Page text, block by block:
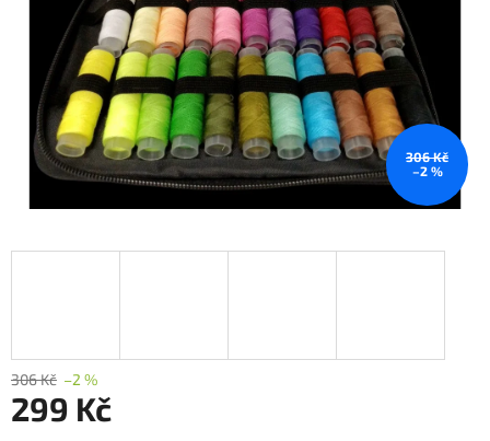
306 Kč
–2 %
306 Kč –2 %
299 Kč